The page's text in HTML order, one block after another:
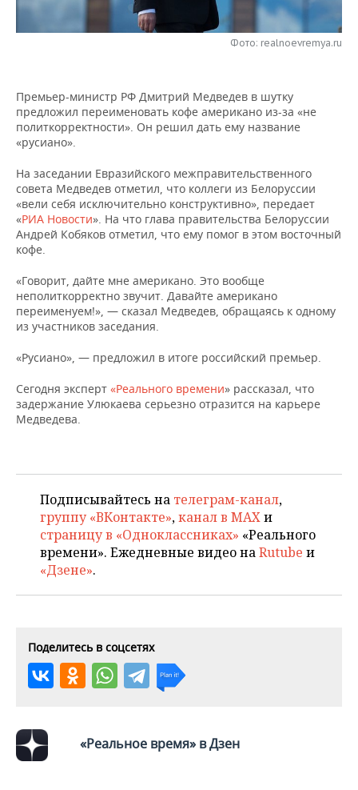
НЕФТЕХИМИЯ
ЭНЕРГЕТИКА
РОЗНИЧНАЯ ТОРГОВЛЯ
УСЛУГИ
НОВОСТИ ТЕХНОЛОГИЙ
МЕДИА
ТЕЛЕКОММУНИКАЦИИ
МЕРОПРИЯТИЯ
ВЫЕЗДНАЯ РЕДАКЦИЯ
БИЗНЕС-БРАНЧИ
ONLINE-КОНФЕРЕНЦИИ
ОТКРЫТАЯ ЛЕКЦИЯ
НОВОСТИ СПОРТА
ФУТБОЛ
ХОККЕЙ
БАСКЕТБОЛ
ВОЛЕЙБОЛ
КИБЕРСПОРТ
ФИГУРНОЕ КАТАНИЕ
ВОДНЫЕ ВИДЫ СПОРТА
ХОККЕЙ С МЯЧОМ
ОБЩЕСТВО
НОВОСТИ ОБЩЕСТВА
ВЛАСТЬ
ИНФРАСТРУКТУРА
ИСТОРИЯ
КУЛЬТУРА
МЕДИЦИНА
ОБРАЗОВАНИЕ
ПРОИСШЕСТВИЯ
ФОТОГАЛЕРЕЯ
СЮЖЕТЫ
СПРАВОЧНИК
СПИСОК ПЕРСОН
СПИСОК КОМПАНИЙ
ПОЛНАЯ ВЕРСИЯ
Фото: realnoevremya.ru
Премьер-министр РФ Дмитрий Медведев в шутку
предложил переименовать кофе американо из-за «не
политкорректности». Он решил дать ему название
«русиано».
На заседании Евразийского межправительственного
совета Медведев отметил, что коллеги из Белоруссии
«вели себя исключительно конструктивно», передает
«РИА Новости». На что глава правительства Белоруссии
Андрей Кобяков отметил, что ему помог в этом восточный
кофе.
«Говорит, дайте мне американо. Это вообще
неполиткорректно звучит. Давайте американо
переименуем!», — сказал Медведев, обращаясь к одному
из участников заседания.
«Русиано», — предложил в итоге российский премьер.
Сегодня эксперт «Реального времени» рассказал, что
задержание Улюкаева серьезно отразится на карьере
Медведева.
Подписывайтесь на телеграм-канал,
группу «ВКонтакте»,канал в MAXи
страницу в «Одноклассниках» «Реального
времени». Ежедневные видео наRutube и
«Дзене».
Поделитесь в соцсетях
«Реальное время» в Дзен